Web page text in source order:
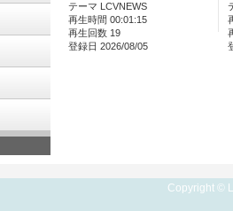
テーマ LCVNEWS
再生時間 00:01:15
再生回数 19
登録日 2026/08/05
Copyright ©